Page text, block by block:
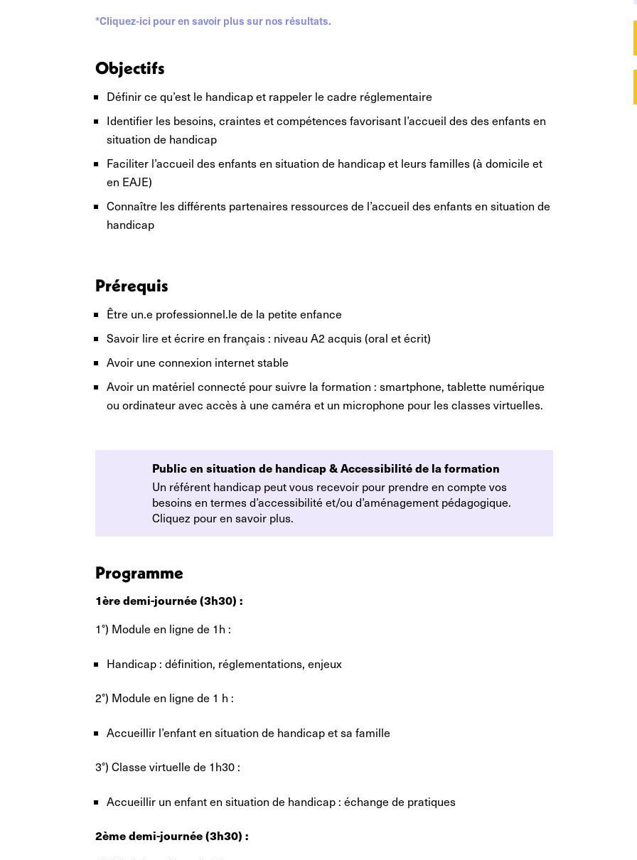
*Cliquez-ici pour en savoir plus sur nos résultats.
Objectifs
Définir ce qu’est le handicap et rappeler le cadre réglementaire
Identifier les besoins, craintes et compétences favorisant l’accueil des des enfants en
situation de handicap
Faciliter l’accueil des enfants en situation de handicap et leurs familles (à domicile et
en EAJE)
Connaître les différents partenaires ressources de l’accueil des enfants en situation de
handicap
Prérequis
Être un.e professionnel.le de la petite enfance
Savoir lire et écrire en français : niveau A2 acquis (oral et écrit)
Avoir une connexion internet stable
Avoir un matériel connecté pour suivre la formation : smartphone, tablette numérique
ou ordinateur avec accès à une caméra et un microphone pour les classes virtuelles.
Public en situation de handicap & Accessibilité de la formation
Un référent handicap peut vous recevoir pour prendre en compte vos
besoins en termes d’accessibilité et/ou d’aménagement pédagogique.
Cliquez pour en savoir plus.
Programme
1ère demi-journée (3h30) :
1°) Module en ligne de 1h :
Handicap : définition, réglementations, enjeux
2°) Module en ligne de 1 h :
Accueillir l’enfant en situation de handicap et sa famille
3°) Classe virtuelle de 1h30 :
Accueillir un enfant en situation de handicap : échange de pratiques
2ème demi-journée (3h30) :